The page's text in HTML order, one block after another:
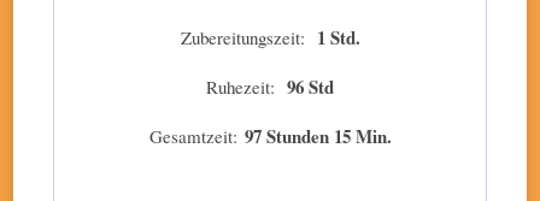
Zubereitungszeit 1 Std.
Ruhezeit 96 Std
Gesamtzeit 97 Stunden 15 Min.